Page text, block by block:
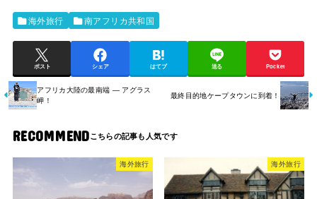
海外旅行 南アフリカ共和国
ポスト シェア はてブ 送る Pocket
アフリカ大陸の最南端 ― アグラス
岬！
最終目的地ケープタウンに到着！
RECOMMEND
海外旅行 海外旅行